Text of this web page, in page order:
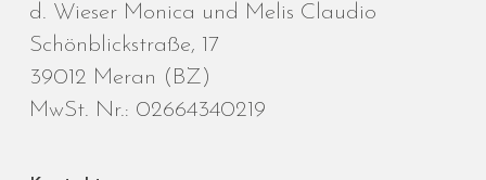
d. Wieser Monica und Melis Claudio
Schönblickstraße, 17
39012 Meran (BZ)
MwSt. Nr.: 02664340219